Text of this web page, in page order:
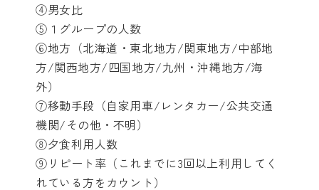
④男女比
⑤１グループの人数
⑥地方（北海道・東北地方/関東地方/中部地
方/関西地方/四国地方/九州・沖縄地方/海
外）
⑦移動手段（自家用車/レンタカー/公共交通
機関/その他・不明）
⑧夕食利用人数
⑨リピート率（これまでに3回以上利用してく
れている方をカウント）